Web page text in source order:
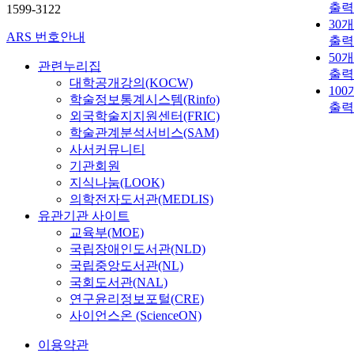
출력
30
출력
50
출력
100
출력
1599-3122
ARS 번호안내
관련누리집
대학공개강의(KOCW)
학술정보통계시스템(Rinfo)
외국학술지지원센터(FRIC)
학술관계분석서비스(SAM)
사서커뮤니티
기관회원
지식나눔(LOOK)
의학전자도서관(MEDLIS)
유관기관 사이트
교육부(MOE)
국립장애인도서관(NLD)
국립중앙도서관(NL)
국회도서관(NAL)
연구윤리정보포털(CRE)
사이언스온 (ScienceON)
이용약관